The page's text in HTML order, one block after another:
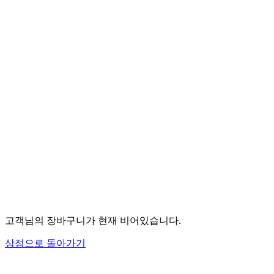
고객님의 장바구니가 현재 비어있습니다.
상점으로 돌아가기